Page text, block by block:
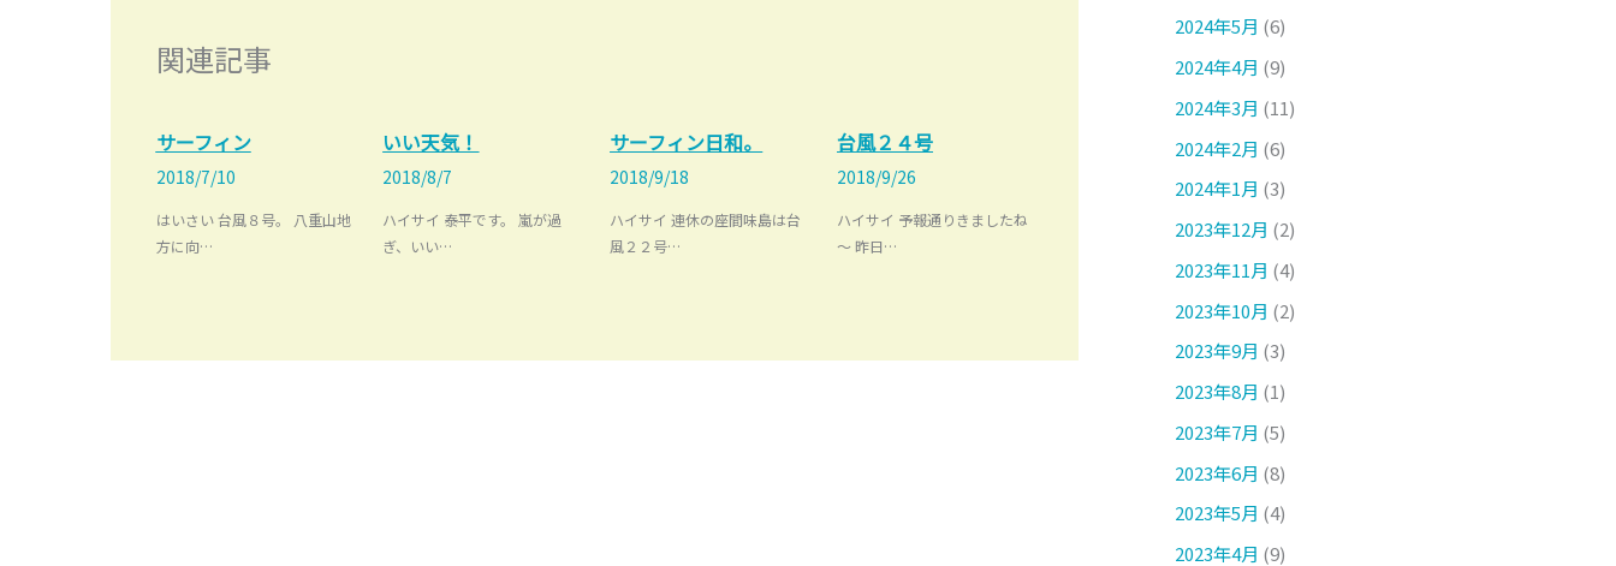
関連記事
サーフィン
2018/7/10
はいさい 台風８号。 八重山地
方に向…
いい天気！
2018/8/7
ハイサイ 泰平です。 嵐が過
ぎ、いい…
サーフィン日和。
2018/9/18
ハイサイ 連休の座間味島は台
風２２号…
台風２４号
2018/9/26
ハイサイ 予報通りきましたね
～ 昨日…
2024年5月 (6)
2024年4月 (9)
2024年3月 (11)
2024年2月 (6)
2024年1月 (3)
2023年12月 (2)
2023年11月 (4)
2023年10月 (2)
2023年9月 (3)
2023年8月 (1)
2023年7月 (5)
2023年6月 (8)
2023年5月 (4)
2023年4月 (9)